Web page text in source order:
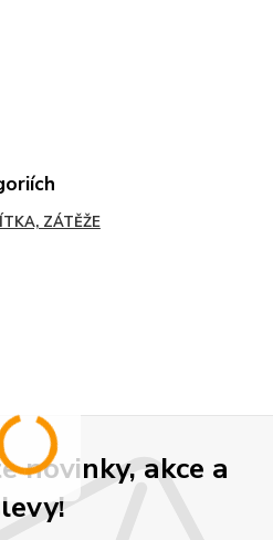
ZÁTĚŽE
novinky, akce a